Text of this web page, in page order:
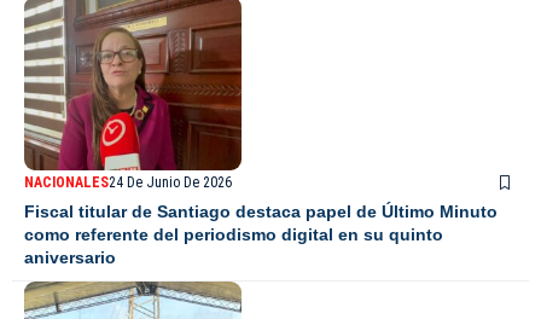
NACIONALES24 De Junio De 2026
Fiscal titular de Santiago destaca papel de Último Minuto
como referente del periodismo digital en su quinto
aniversario